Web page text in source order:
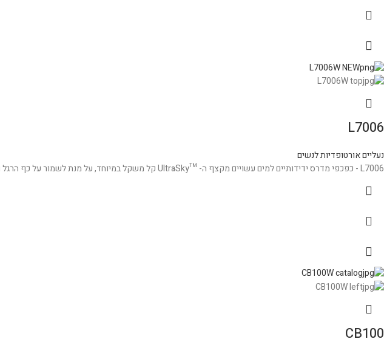
L7006
נעליים אורטופדיות לנשים
L7006 - כפכפי מדרס ידידותיים למים עשויים מקצף ה- ™UltraSky קל משקל במיוחד, על מנת לשמור על כף הרגל והאצבעות נוחות לאורך כל היום.
CB100